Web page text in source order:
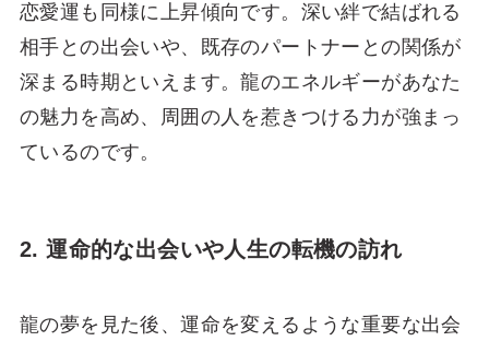
恋愛運も同様に上昇傾向です。深い絆で結ばれる
相手との出会いや、既存のパートナーとの関係が
深まる時期といえます。龍のエネルギーがあなた
の魅力を高め、周囲の人を惹きつける力が強まっ
ているのです。
2. 運命的な出会いや人生の転機の訪れ
龍の夢を見た後、運命を変えるような重要な出会